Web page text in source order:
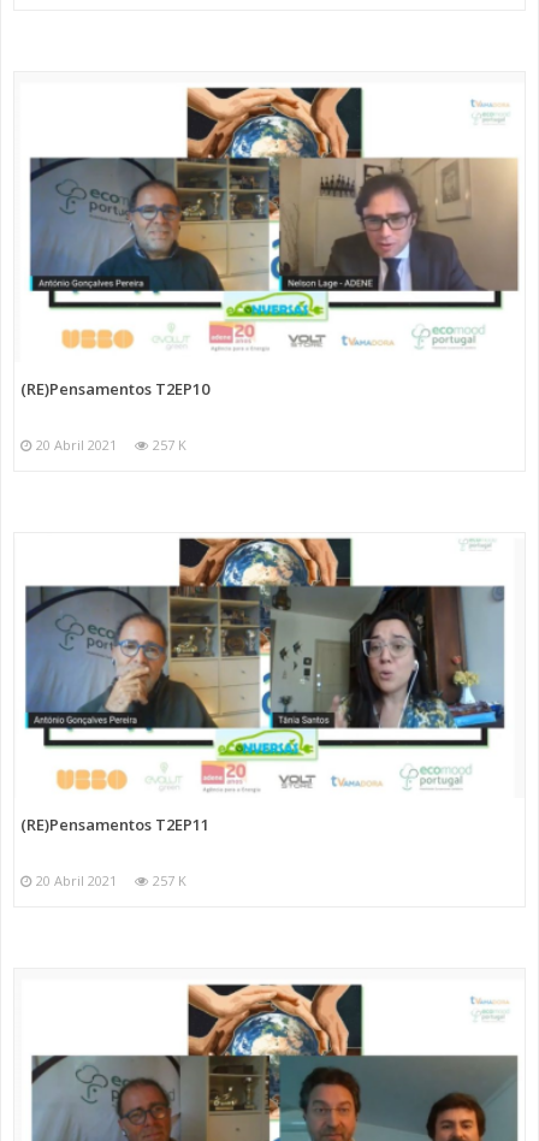
(RE)Pensamentos T2EP10
20 Abril 2021 257 K
(RE)Pensamentos T2EP11
20 Abril 2021 257 K